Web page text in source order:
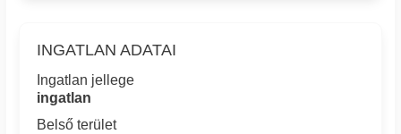
INGATLAN ADATAI
Ingatlan jellege
ingatlan
Belső terület